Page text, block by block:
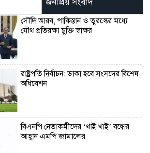
সৌদি আরব, পাকিস্তান ও তুরস্কের মধ্যে
যৌথ প্রতিরক্ষা চুক্তি স্বাক্ষর
রাষ্ট্রপতি নির্বাচন: ডাকা হবে সংসদের বিশেষ
অধিবেশন
বিএনপি নেতাকর্মীদের ‘খাই খাই’ বন্ধের
আহ্বান এমপি জামালের